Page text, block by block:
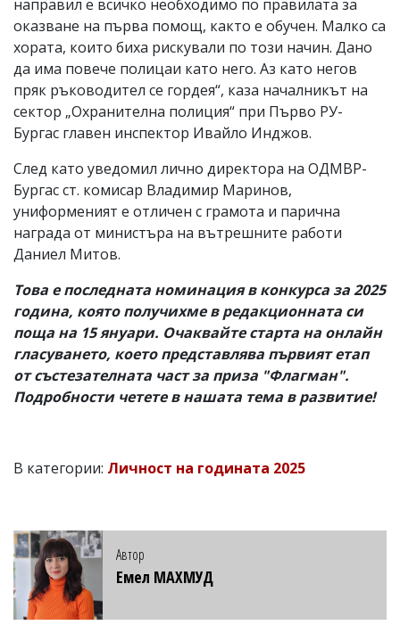
направил е всичко необходимо по правилата за
оказване на първа помощ, както е обучен. Малко са
хората, които биха рискували по този начин. Дано
да има повече полицаи като него. Аз като негов
пряк ръководител се гордея“, каза началникът на
сектор „Охранителна полиция“ при Първо РУ-
Бургас главен инспектор Ивайло Инджов.
След като уведомил лично директора на ОДМВР-
Бургас ст. комисар Владимир Маринов,
униформеният е отличен с грамота и парична
награда от министъра на вътрешните работи
Даниел Митов.
Това е последната номинация в конкурса за 2025
година, която получихме в редакционната си
поща на 15 януари. Очаквайте старта на онлайн
гласуването, което представлява първият етап
от състезателната част за приза "Флагман".
Подробности четете в нашата тема в развитие!
В категории: Личност на годината 2025
Автор
Емел МАХМУД